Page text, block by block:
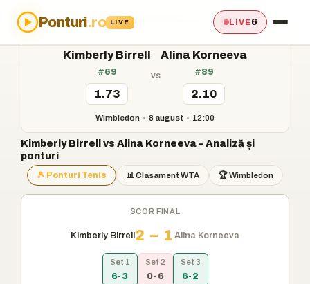
Ponturi.ro LIVE LIVE6
Acasă›Ponturi›Kimberly Birrell vs Alina Korneeva
Kimberly Birrell
#69
1.73
vs
Alina Korneeva
#89
2.10
Wimbledon • 8 august • 12:00
Kimberly Birrell vs Alina Korneeva – Analiză și
ponturi
🎾 Ponturi Tenis 📊 Clasament WTA 🏆 Wimbledon
SCOR FINAL
Kimberly Birrell2 – 1 Alina Korneeva
Set 1
6-3
Set 2
0-6
Set 3
6-2